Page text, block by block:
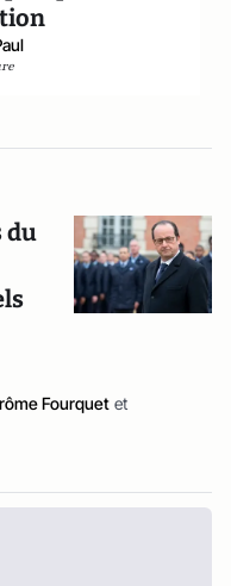
du
Fourquet et